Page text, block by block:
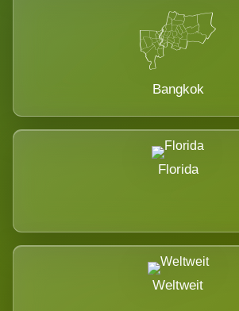
Bangkok
Florida
Weltweit